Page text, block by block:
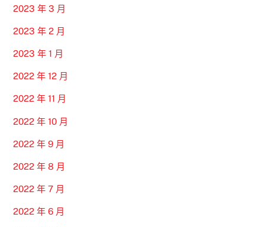
2023 年 3 月
2023 年 2 月
2023 年 1 月
2022 年 12 月
2022 年 11 月
2022 年 10 月
2022 年 9 月
2022 年 8 月
2022 年 7 月
2022 年 6 月